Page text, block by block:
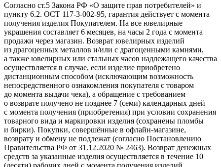
Согласно ст.5 Закона РФ «О защите прав потребителей» и
пункту 6.2. ОСТ 117-3-002-95, гарантия действует с момента
получения изделия Покупателем. На все ювелирные
украшения составляет 6 месяцев, на часы 2 года с момента
продажи через магазин. Возврат ювелирных изделий
из драгоценных металлов и/или с драгоценными камнями,
а также ювелирных или стальных часов надлежащего качества
осуществляется в случае, если изделие приобретено
дистанционным способом (исключающим возможность
непосредственного ознакомления покупателя с товаром
до момента выдачи чека), а обращение с требованием
о возврате получено не позднее 7 (семи) календарных дней
с момента получения (приобретения) при условии сохранения
товарного вида и маркировки изделия (сохранены пломбы
и бирки). Покупки, совершённые в офлайн-магазине,
возврату и обмену не подлежат (согласно Постановлению
Правительства РФ от 31.12.2020 № 2463). Возврат денежных
средств за указанные изделия осуществляется в течение 10
(десяти) рабочих дней с момента получения изделий